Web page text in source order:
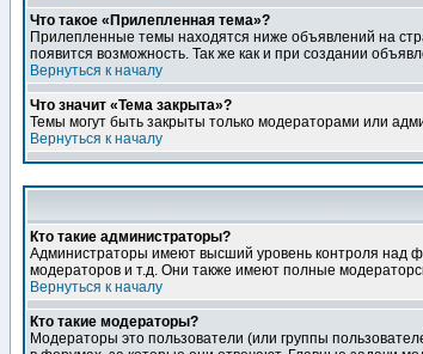
Что такое «Прилепленная тема»?
Прилепленные темы находятся ниже объявлений на
появится возможность. Так же как и при создании
Вернуться к началу
Что значит «Тема закрыта»?
Темы могут быть закрыты только модераторами или
Вернуться к началу
Кто такие администраторы?
Администраторы имеют высший уровень контроля над
модераторов и т.д. Они также имеют полные
Вернуться к началу
Кто такие модераторы?
Модераторы это пользователи (или группы